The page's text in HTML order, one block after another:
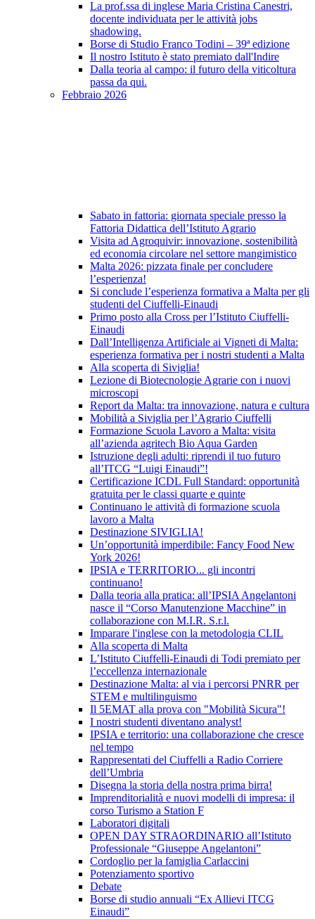
La prof.ssa di inglese Maria Cristina Canestri,
docente individuata per le attività jobs
shadowing.
Borse di Studio Franco Todini – 39ª edizione
Il nostro Istituto è stato premiato dall'Indire
Dalla teoria al campo: il futuro della viticoltura
passa da qui.
Febbraio 2026
Sabato in fattoria: giornata speciale presso la
Fattoria Didattica dell’Istituto Agrario
Visita ad Agroquivir: innovazione, sostenibilità
ed economia circolare nel settore mangimistico
Malta 2026: pizzata finale per concludere
l’esperienza!
Si conclude l’esperienza formativa a Malta per gli
studenti del Ciuffelli-Einaudi
Primo posto alla Cross per l’Istituto Ciuffelli-
Einaudi
Dall’Intelligenza Artificiale ai Vigneti di Malta:
esperienza formativa per i nostri studenti a Malta
Alla scoperta di Siviglia!
Lezione di Biotecnologie Agrarie con i nuovi
microscopi
Report da Malta: tra innovazione, natura e cultura
Mobilità a Siviglia per l’Agrario Ciuffelli
Formazione Scuola Lavoro a Malta: visita
all’azienda agritech Bio Aqua Garden
Istruzione degli adulti: riprendi il tuo futuro
all’ITCG “Luigi Einaudi”!
Certificazione ICDL Full Standard: opportunità
gratuita per le classi quarte e quinte
Continuano le attività di formazione scuola
lavoro a Malta
Destinazione SIVIGLIA!
Un’opportunità imperdibile: Fancy Food New
York 2026!
IPSIA e TERRITORIO... gli incontri
continuano!
Dalla teoria alla pratica: all’IPSIA Angelantoni
nasce il “Corso Manutenzione Macchine” in
collaborazione con M.I.R. S.r.l.
Imparare l'inglese con la metodologia CLIL
Alla scoperta di Malta
L’Istituto Ciuffelli-Einaudi di Todi premiato per
l’eccellenza internazionale
Destinazione Malta: al via i percorsi PNRR per
STEM e multilinguismo
Il 5EMAT alla prova con "Mobilità Sicura"!
I nostri studenti diventano analyst!
IPSIA e territorio: una collaborazione che cresce
nel tempo
Rappresentati del Ciuffelli a Radio Corriere
dell’Umbria
Disegna la storia della nostra prima birra!
Imprenditorialità e nuovi modelli di impresa: il
corso Turismo a Station F
Laboratori digitali
OPEN DAY STRAORDINARIO all’Istituto
Professionale “Giuseppe Angelantoni”
Cordoglio per la famiglia Carlaccini
Potenziamento sportivo
Debate
Borse di studio annuali “Ex Allievi ITCG
Einaudi”